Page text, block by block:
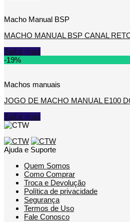
Macho Manual BSP
MACHO MANUAL BSP CANAL
Saiba mais
-19%
Machos manuais
JOGO DE MACHO MANUAL E100
Saiba mais
Ajuda e Suporte
Quem Somos
Como Comprar
Troca e Devolução
Política de privacidade
Segurança
Termos de Uso
Fale Conosco